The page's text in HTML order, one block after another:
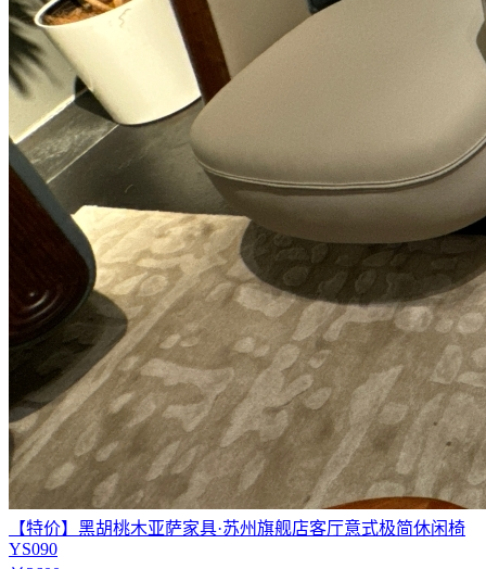
【特价】黑胡桃木亚萨家具·苏州旗舰店客厅意式极简休闲椅
YS090